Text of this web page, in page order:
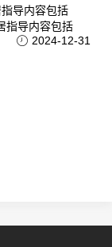
指导内容包括
2024-12-31